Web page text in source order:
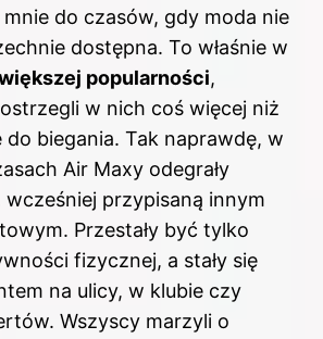
do czasów, gdy moda nie
dostępna. To właśnie w
popularności,
w nich coś więcej niż
do biegania. Tak naprawdę, w
Air Maxy odegrały
wcześniej przypisaną innym
Przestały być tylko
fizycznej, a stały się
na ulicy, w klubie czy
Wszyscy marzyli o